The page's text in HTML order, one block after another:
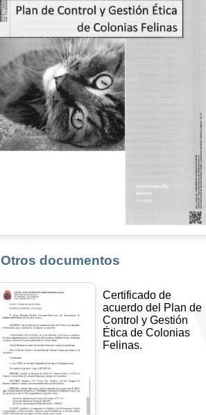
Otros documentos
Certificado de
acuerdo del Plan de
Control y Gestión
Ética de Colonias
Felinas.